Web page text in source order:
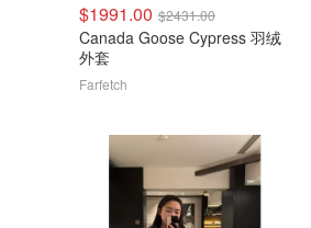
$1991.00 $2431.00
Canada Goose Cypress 羽绒
外套
Farfetch